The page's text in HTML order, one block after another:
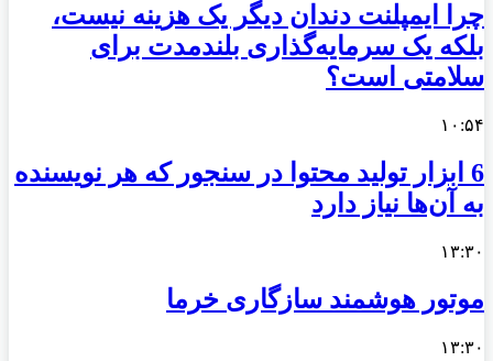
چرا ایمپلنت دندان دیگر یک هزینه نیست،
بلکه یک سرمایه‌گذاری بلندمدت برای
سلامتی است؟
۱۰:۵۴
6 ابزار تولید محتوا در سنجور که هر نویسنده
به آن‌ها نیاز دارد
۱۳:۳۰
موتور هوشمند سازگاری خرما
۱۳:۳۰